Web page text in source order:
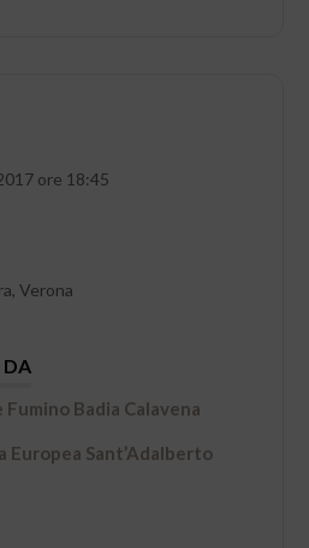
ore 18:45
Verona
DA
Badia Calavena
Europea Sant’Adalberto